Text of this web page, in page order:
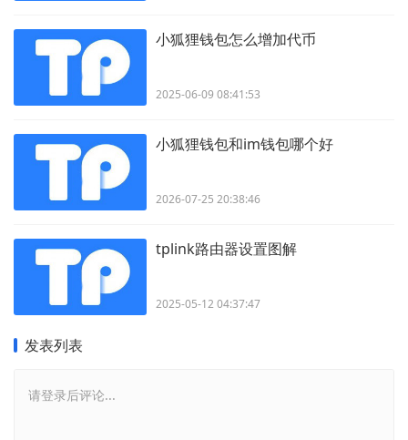
小狐狸钱包怎么增加代币
2025-06-09 08:41:53
小狐狸钱包和im钱包哪个好
2026-07-25 20:38:46
tplink路由器设置图解
2025-05-12 04:37:47
发表列表
请登录后评论...